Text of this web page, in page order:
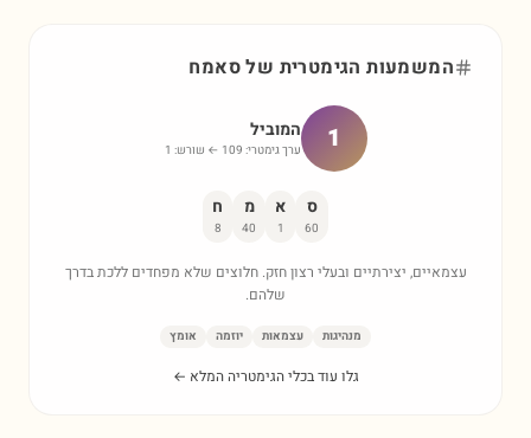
המשמעות הגימטרית שלסאמח
1 המוביל
ערך גימטרי: 109 ← שורש: 1
ס
60
א
1
מ
40
ח
8
עצמאיים, יצירתיים ובעלי רצון חזק. חלוצים שלא מפחדים ללכת בדרך
שלהם.
מנהיגות עצמאות יוזמה אומץ
גלו עוד בכלי הגימטריה המלא ←